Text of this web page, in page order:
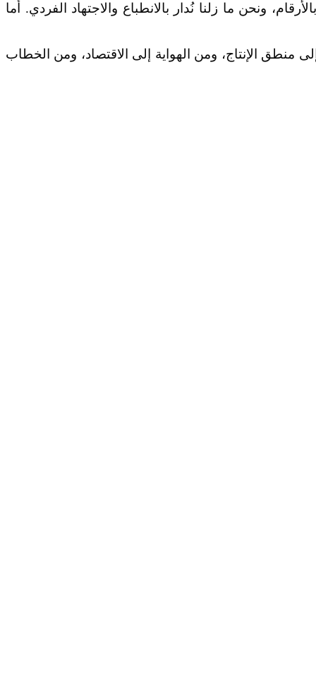
ونحن ما زلنا نُدار بالانطباع والاجتهاد الفردي. أما
منطق الإنتاج، ومن الهواية إلى الاقتصاد، ومن الخطاب